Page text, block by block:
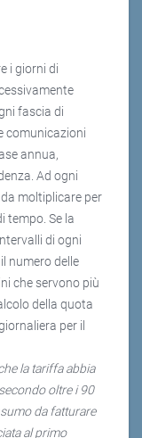
i giorni di
fascia di
comunicazioni
annua,
Ad ogni
moltiplicare per
tempo. Se la
di ogni
numero delle
che servono più
della quota
per il
la tariffa abbia
oltre i 90
da fatturare
al primo